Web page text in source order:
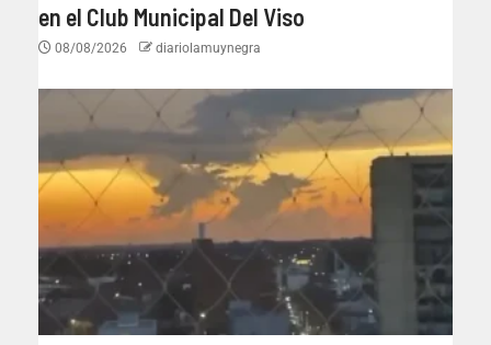
en el Club Municipal Del Viso
08/08/2026 diariolamuynegra